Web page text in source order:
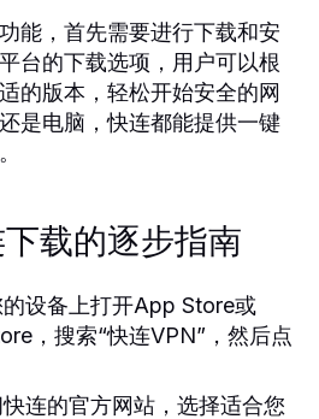
能，首先需要进行下载和安
台的下载选项，用户可以根
的版本，轻松开始安全的网
是电脑，快连都能提供一键
载的逐步指南
设备上打开App Store或
，搜索“快连VPN”，然后点
连的官方网站，选择适合您